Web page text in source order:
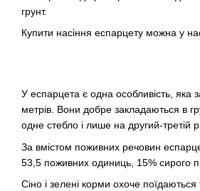
грунт.
Купити насіння еспарцету можна у
У еспарцета є одна особливість, яка
метрів. Вони добре закладаються в
одне стебло і лише на другий-третій
За вмістом поживних речовин
53,5 поживних одиниць, 15% сирого
Сіно і зелені корми охоче